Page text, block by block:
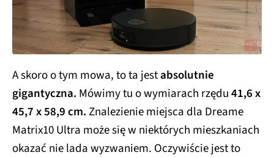
A skoro o tym mowa, to ta jestabsolutnie
gigantyczna. Mówimy tu o wymiarach rzędu41,6 x
45,7 x 58,9 cm.Znalezienie miejsca dla Dreame
Matrix10 Ultra może się w niektórych mieszkaniach
okazać nie lada wyzwaniem. Oczywiście jest to